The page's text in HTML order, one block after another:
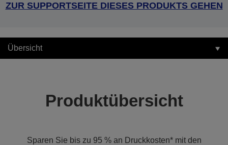
ZUR SUPPORTSEITE DIESES PRODUKTS GEHEN
Übersicht
Produktübersicht
Sparen Sie bis zu 95 % an Druckkosten* mit den